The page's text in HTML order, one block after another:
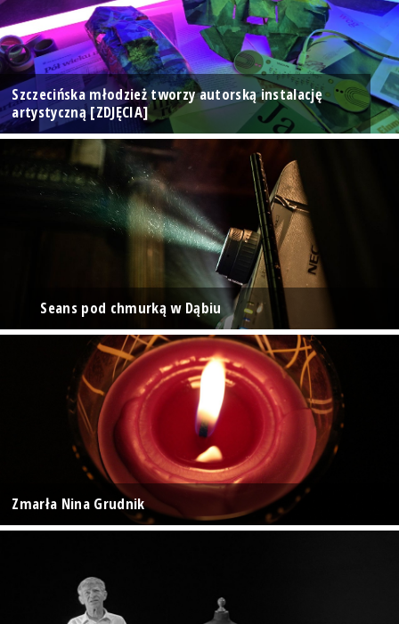
Szczecińska młodzież tworzy autorską instalację
artystyczną [ZDJĘCIA]
Seans pod chmurką w Dąbiu
Zmarła Nina Grudnik